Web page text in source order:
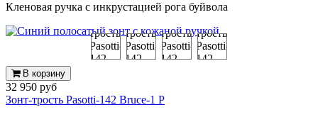
Кленовая ручка с инкрустацией рога буйвола
В корзину
32 950 руб
Зонт-трость Pasotti-142 Bruce-1 P